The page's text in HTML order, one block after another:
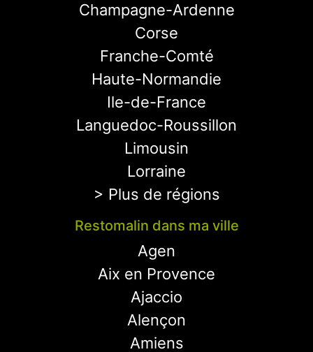
Champagne-Ardenne
Corse
Franche-Comté
Haute-Normandie
Ile-de-France
Languedoc-Roussillon
Limousin
Lorraine
> Plus de régions
Restomalin dans ma ville
Agen
Aix en Provence
Ajaccio
Alençon
Amiens